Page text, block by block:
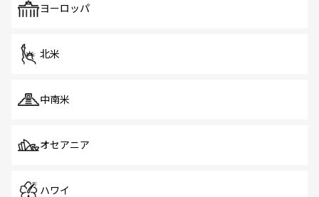
で、ホーカーズは地元の風情を楽しめる外せないスポット
ヨーロッパ
北米
中南米
オセアニア
ハワイ